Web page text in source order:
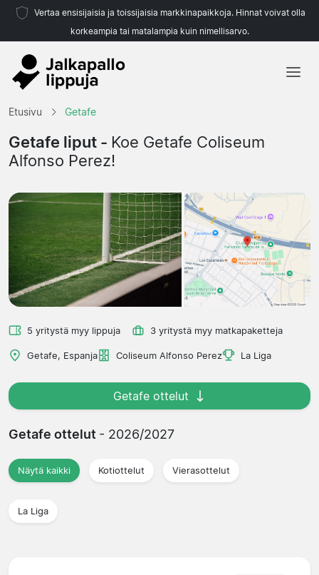
Vertaa ensisijaisia ja toissijaisia markkinapaikkoja. Hinnat voivat olla
korkeampia tai matalampia kuin nimellisarvo.
Joukkueet
Etusivu Getafe
Getafe liput - Koe Getafe Coliseum
Alfonso Perez!
5 yritystä myy lippuja 3 yritystä myy matkapaketteja
Getafe, Espanja Coliseum Alfonso Perez La Liga
Getafe ottelut
Getafe ottelut - 2026/2027
Näytä kaikki Kotiottelut Vierasottelut
La Liga